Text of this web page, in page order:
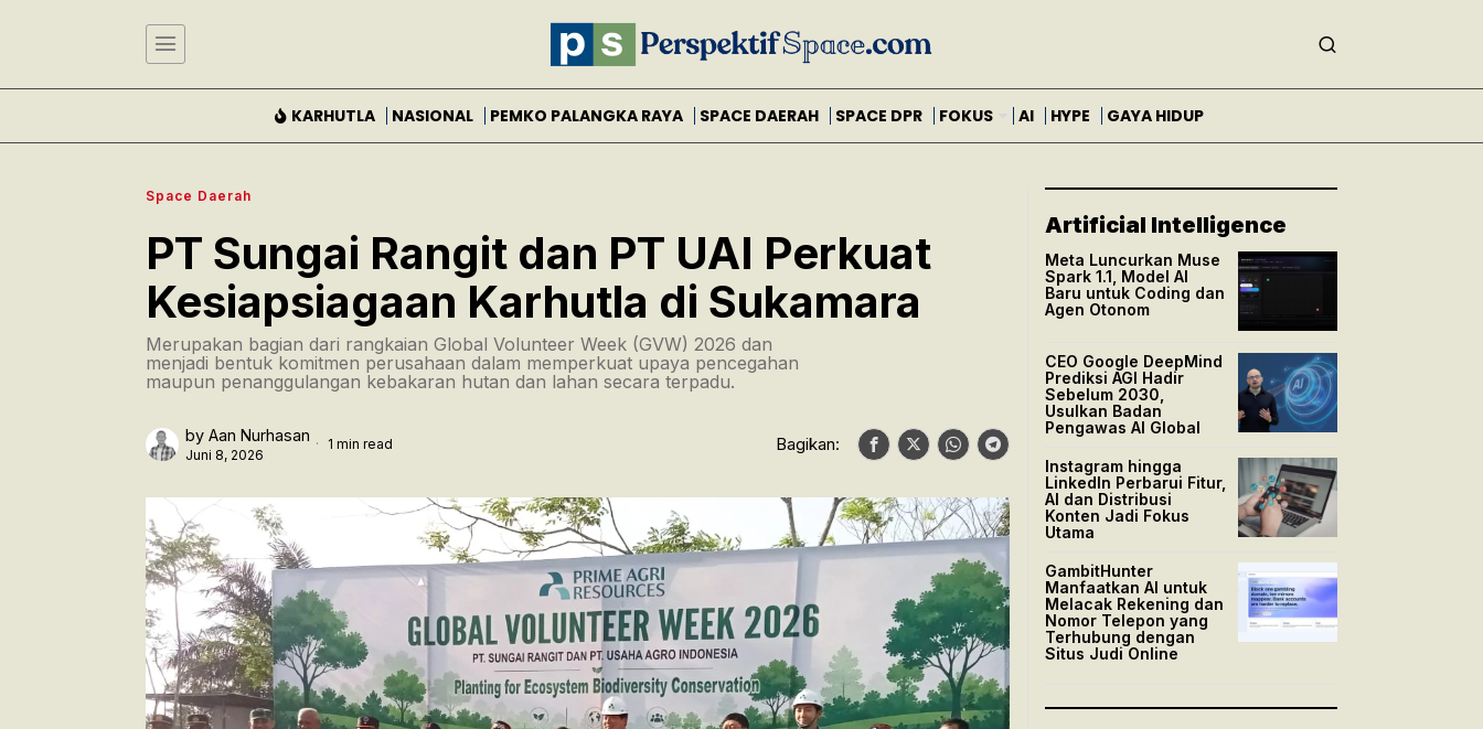
KARHUTLA NASIONAL PEMKO PALANGKA RAYA SPACE DAERAH SPACE DPR FOKUS AI HYPE GAYA HIDUP
Space Daerah
PT Sungai Rangit dan PT UAI Perkuat
Kesiapsiagaan Karhutla di Sukamara
Merupakan bagian dari rangkaian Global Volunteer Week (GVW) 2026 dan
menjadi bentuk komitmen perusahaan dalam memperkuat upaya pencegahan
maupun penanggulangan kebakaran hutan dan lahan secara terpadu.
by Aan Nurhasan
Juni 8, 2026
1 min read Bagikan:
Artificial Intelligence
Meta Luncurkan Muse
Spark 1.1, Model AI
Baru untuk Coding dan
Agen Otonom
CEO Google DeepMind
Prediksi AGI Hadir
Sebelum 2030,
Usulkan Badan
Pengawas AI Global
Instagram hingga
LinkedIn Perbarui Fitur,
AI dan Distribusi
Konten Jadi Fokus
Utama
GambitHunter
Manfaatkan AI untuk
Melacak Rekening dan
Nomor Telepon yang
Terhubung dengan
Situs Judi Online